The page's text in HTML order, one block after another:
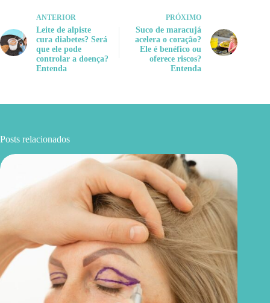
ANTERIOR
Leite de alpiste
cura diabetes? Será
que ele pode
controlar a doença?
Entenda
PRÓXIMO
Suco de maracujá
acelera o coração?
Ele é benéfico ou
oferece riscos?
Entenda
Posts relacionados